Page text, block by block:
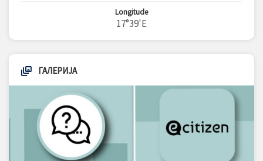
Longitude
17°39'E
ГАЛЕРИЈА